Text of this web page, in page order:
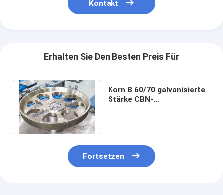
Kontakt
Erhalten Sie Den Besten Preis Für
Korn B 60/70 galvanisierte
Stärke CBN-
Fortsetzen